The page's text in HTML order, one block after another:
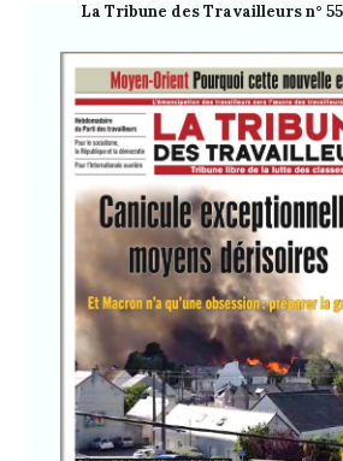
La Tribune des Travailleurs n°